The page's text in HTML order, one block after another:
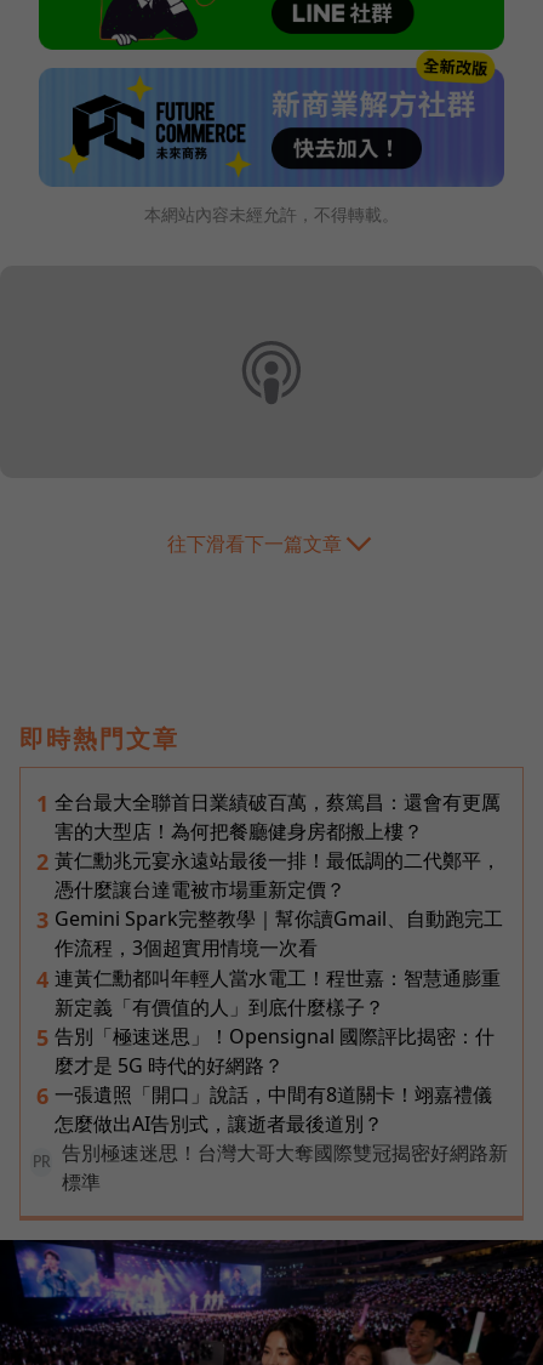
本網站內容未經允許，不得轉載。
往下滑看下一篇文章
即時熱門文章
1 全台最大全聯首日業績破百萬，蔡篤昌：還會有更厲
害的大型店！為何把餐廳健身房都搬上樓？
2 黃仁勳兆元宴永遠站最後一排！最低調的二代鄭平，
憑什麼讓台達電被市場重新定價？
3 Gemini Spark完整教學｜幫你讀Gmail、自動跑完工
作流程，3個超實用情境一次看
4 連黃仁勳都叫年輕人當水電工！程世嘉：智慧通膨重
新定義「有價值的人」到底什麼樣子？
5 告別「極速迷思」！Opensignal 國際評比揭密：什
麼才是 5G 時代的好網路？
6 一張遺照「開口」說話，中間有8道關卡！翊嘉禮儀
怎麼做出AI告別式，讓逝者最後道別？
PR
告別極速迷思！台灣大哥大奪國際雙冠揭密好網路新
標準